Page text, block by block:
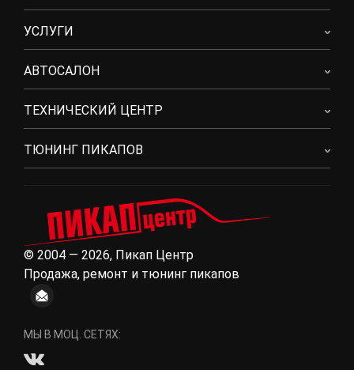
УСЛУГИ
АВТОСАЛОН
ТЕХНИЧЕСКИЙ ЦЕНТР
ТЮНИНГ ПИКАПОВ
© 2004 — 2026, Пикап Центр
Продажа, ремонт и тюнинг пикапов
МЫ В МОЦ. СЕТЯХ: